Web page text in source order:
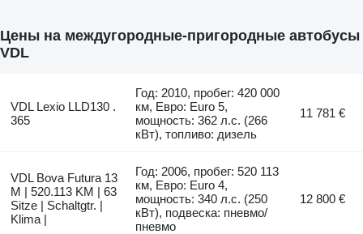
Цены на междугородные-пригородные автобусы
VDL
VDL Lexio LLD130 .
365
Год: 2010, пробег: 420 000
км, Евро: Euro 5,
мощность: 362 л.с. (266
кВт), топливо: дизель
11 781 €
VDL Bova Futura 13
M | 520.113 KM | 63
Sitze | Schaltgtr. |
Klima |
Год: 2006, пробег: 520 113
км, Евро: Euro 4,
мощность: 340 л.с. (250
кВт), подвеска: пневмо/
пневмо
12 800 €